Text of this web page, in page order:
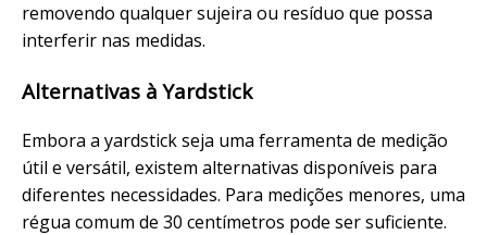
removendo qualquer sujeira ou resíduo que possa
interferir nas medidas.
Alternativas à Yardstick
Embora a yardstick seja uma ferramenta de medição
útil e versátil, existem alternativas disponíveis para
diferentes necessidades. Para medições menores, uma
régua comum de 30 centímetros pode ser suficiente.